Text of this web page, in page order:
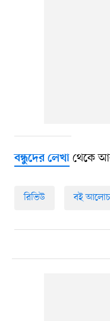
বন্ধুদের লেখাথেকে
রিভিউ বই